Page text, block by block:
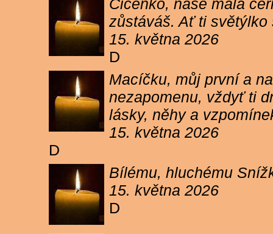
Čičenko, naše malá
zůstáváš. Ať ti
15. května 2026
D
Macíčku, můj první a
nezapomenu, vždyť ti
lásky, něhy a
15. května 2026
D
Bílému, hluchému
15. května 2026
D